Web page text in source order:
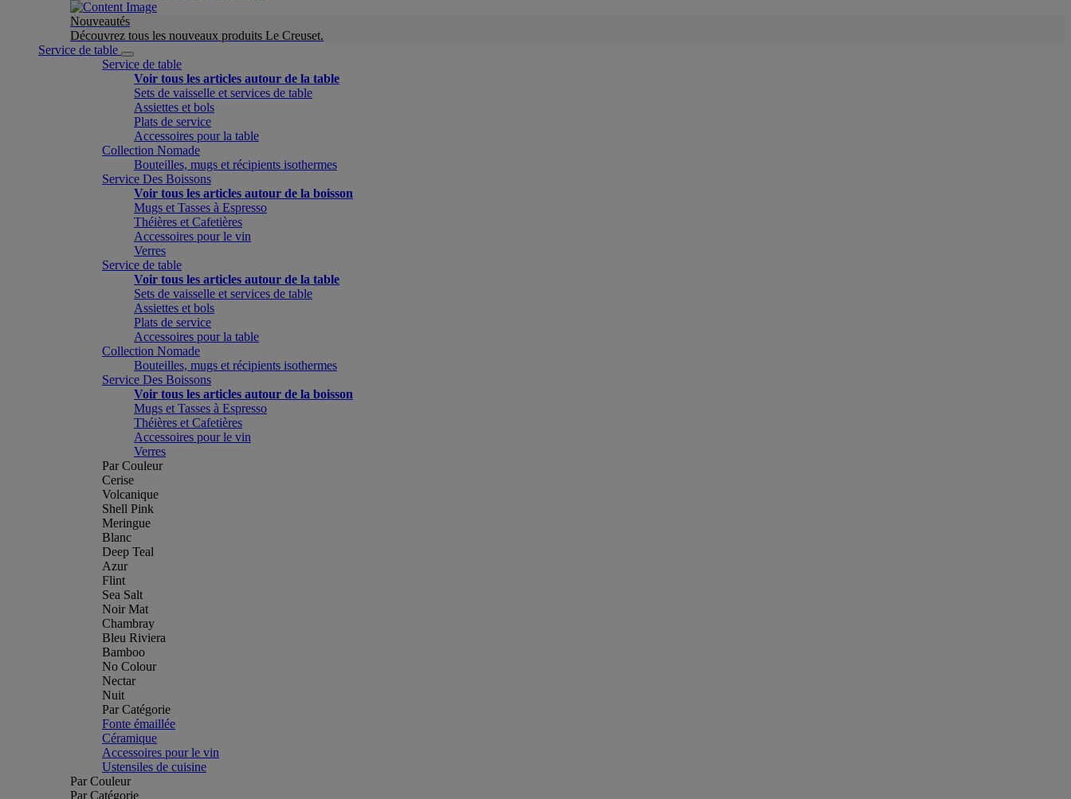
Nouveautés
Découvrez tous les nouveaux produits Le Creuset.
Service de table
Service de table
Voir tous les articles autour de la table
Sets de vaisselle et services de table
Assiettes et bols
Plats de service
Accessoires pour la table
Collection Nomade
Bouteilles, mugs et récipients isothermes
Service Des Boissons
Voir tous les articles autour de la boisson
Mugs et Tasses à Espresso
Théières et Cafetières
Accessoires pour le vin
Verres
Service de table
Voir tous les articles autour de la table
Sets de vaisselle et services de table
Assiettes et bols
Plats de service
Accessoires pour la table
Collection Nomade
Bouteilles, mugs et récipients isothermes
Service Des Boissons
Voir tous les articles autour de la boisson
Mugs et Tasses à Espresso
Théières et Cafetières
Accessoires pour le vin
Verres
Par Couleur
Cerise
Volcanique
Shell Pink
Meringue
Blanc
Deep Teal
Azur
Flint
Sea Salt
Noir Mat
Chambray
Bleu Riviera
Bamboo
No Colour
Nectar
Nuit
Par Catégorie
Fonte émaillée
Céramique
Accessoires pour le vin
Ustensiles de cuisine
Par Couleur
Par Catégorie